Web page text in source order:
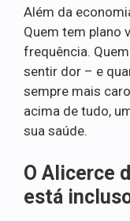
Além da
Quem tem plano
frequência.
sentir dor – e
sempre mais
acima de tudo,
sua saúde.
O Alicerce
está